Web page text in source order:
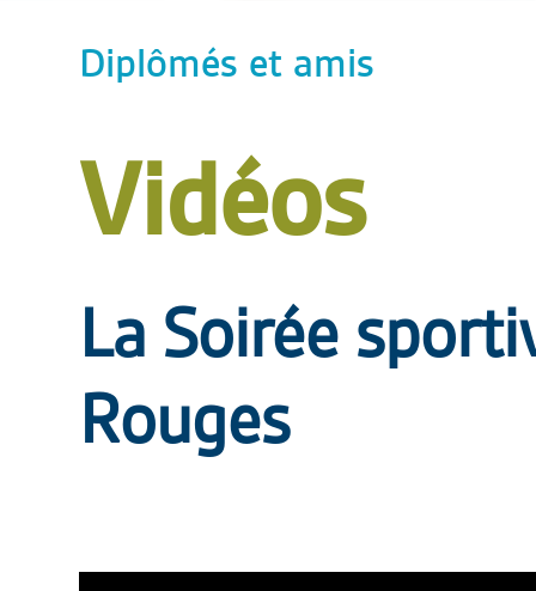
Diplômés et amis
Vidéos
La Soirée
Rouges